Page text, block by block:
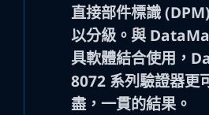
直接部件標識
以分級。與
具軟體結合使用，
8072 系列驗證器更
盡，一貫的結果。